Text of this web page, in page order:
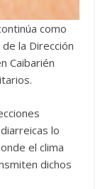
como
la Dirección
Caibarién
lo
el clima
dichos